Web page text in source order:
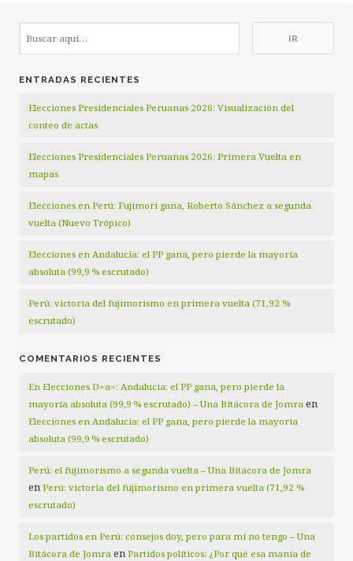
ENTRADAS RECIENTES
Elecciones Presidenciales Peruanas 2026: Visualización del
conteo de actas
Elecciones Presidenciales Peruanas 2026: Primera Vuelta en
mapas
Elecciones en Perú: Fujimori gana, Roberto Sánchez a segunda
vuelta (Nuevo Trópico)
Elecciones en Andalucía: el PP gana, pero pierde la mayoría
absoluta (99,9 % escrutado)
Perú: victoria del fujimorismo en primera vuelta (71,92 %
escrutado)
COMENTARIOS RECIENTES
En Elecciones D=a=: Andalucía: el PP gana, pero pierde la
mayoría absoluta (99,9 % escrutado) – Una Bitácora de Jomra en
Elecciones en Andalucía: el PP gana, pero pierde la mayoría
absoluta (99,9 % escrutado)
Perú: el fujimorismo a segunda vuelta – Una Bitácora de Jomra
en Perú: victoria del fujimorismo en primera vuelta (71,92 %
escrutado)
Los partidos en Perú: consejos doy, pero para mí no tengo – Una
Bitácora de Jomra en Partidos políticos: ¿Por qué esa manía de